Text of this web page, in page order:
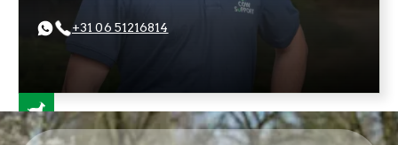
+31 06 51216814